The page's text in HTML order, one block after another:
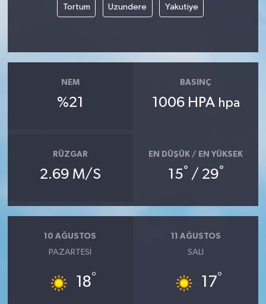
Tortum Uzundere Yakutiye
NEM
%21
BASINÇ
1006 HPA hpa
RÜZGAR
2.69 M/S
EN DÜŞÜK / EN YÜKSEK
15° / 29°
10 AĞUSTOS
PAZARTESI
18°
11 AĞUSTOS
SALI
17°